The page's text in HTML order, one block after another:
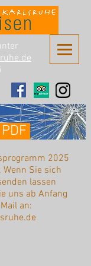
2025
Sie sich
lassen
uns ab Anfang
an: